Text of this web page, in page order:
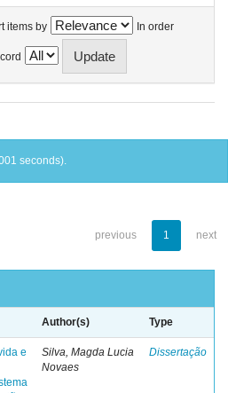
items by In order
seconds).
previous 1 next
Author(s) Type
e
Silva, Magda Lucia
Novaes
Dissertação